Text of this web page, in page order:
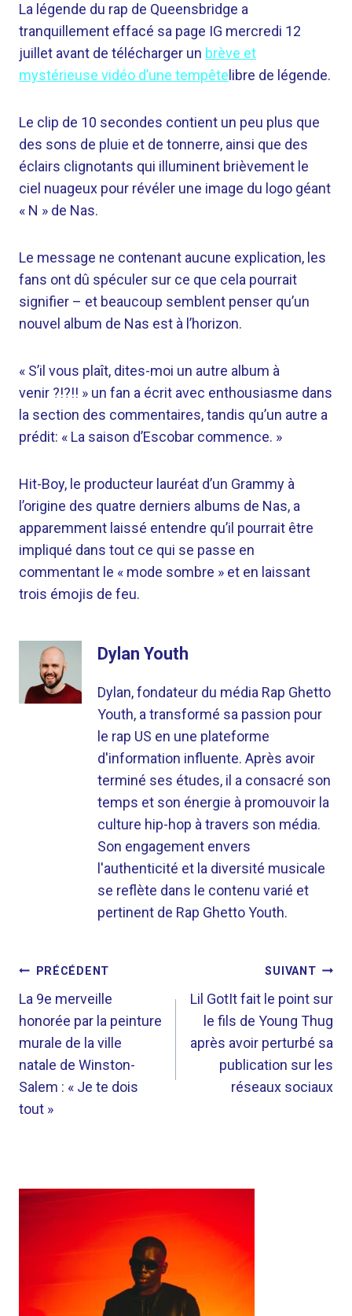
La légende du rap de Queensbridge a
tranquillement effacé sa page IG mercredi 12
juillet avant de télécharger un brève et
mystérieuse vidéo d’une tempête libre de légende.
Le clip de 10 secondes contient un peu plus que
des sons de pluie et de tonnerre, ainsi que des
éclairs clignotants qui illuminent brièvement le
ciel nuageux pour révéler une image du logo géant
« N » de Nas.
Le message ne contenant aucune explication, les
fans ont dû spéculer sur ce que cela pourrait
signifier – et beaucoup semblent penser qu’un
nouvel album de Nas est à l’horizon.
« S’il vous plaît, dites-moi un autre album à
venir ?!?!! » un fan a écrit avec enthousiasme dans
la section des commentaires, tandis qu’un autre a
prédit: « La saison d’Escobar commence. »
Hit-Boy, le producteur lauréat d’un Grammy à
l’origine des quatre derniers albums de Nas, a
apparemment laissé entendre qu’il pourrait être
impliqué dans tout ce qui se passe en
commentant le « mode sombre » et en laissant
trois émojis de feu.
Dylan Youth
Dylan, fondateur du média Rap Ghetto
Youth, a transformé sa passion pour
le rap US en une plateforme
d'information influente. Après avoir
terminé ses études, il a consacré son
temps et son énergie à promouvoir la
culture hip-hop à travers son média.
Son engagement envers
l'authenticité et la diversité musicale
se reflète dans le contenu varié et
pertinent de Rap Ghetto Youth.
NAVIGATION
DE
L’ARTICLE
PRÉCÉDENT
La 9e merveille
honorée par la peinture
murale de la ville
natale de Winston-
Salem : « Je te dois
tout »
SUIVANT
Lil GotIt fait le point sur
le fils de Young Thug
après avoir perturbé sa
publication sur les
réseaux sociaux